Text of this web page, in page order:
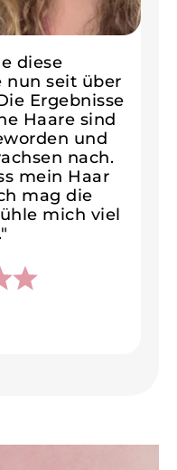
diese
nun seit über
Ergebnisse
Haare sind
und
nach.
mein Haar
mag die
mich viel